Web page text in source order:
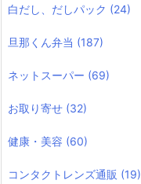
白だし、だしパック (24)
旦那くん弁当 (187)
ネットスーパー (69)
お取り寄せ (32)
健康・美容 (60)
コンタクトレンズ通販 (19)